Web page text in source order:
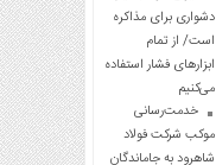
دشواری برای مذاکره
است/ از تمام
ابزارهای فشار استفاده
می‌کنیم
خدمت‌رسانی
موکب شرکت فولاد
شاهرود به جاماندگان